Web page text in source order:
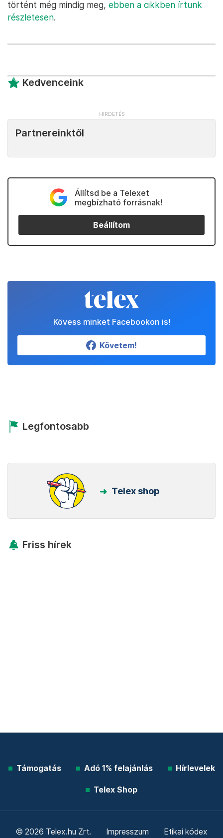
történt még mindig meg, ebben a cikkben írtunk
részletesen.
Kedvenceink
Partnereinktől
Állítsd be a Telexet
megbízható forrásnak!
Beállítom
Kövess minket Facebookon is!
Követem!
Legfontosabb
Telex shop
Friss hírek
Támogatás Adó 1% felajánlás Hírlevelek
Telex Shop
© 2026 Telex.hu Zrt. Impresszum Etikai kódex